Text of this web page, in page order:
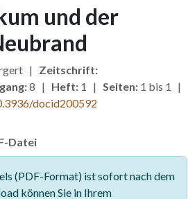
und der
| Zeitschrift:
8 | Heft:1 | Seiten:1 bis 1 |
docid200592
Datei
(PDF-Format) ist sofort nach dem
können Sie in Ihrem